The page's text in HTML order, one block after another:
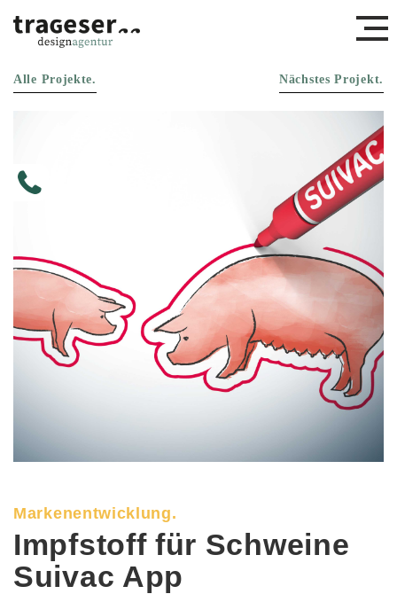

Alle Projekte. Nächstes Projekt.
Markenentwicklung.
Impfstoff für Schweine
Suivac App